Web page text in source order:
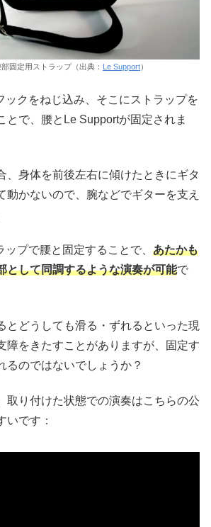
固定用ストラップ（出典： Le Support）
ックをねじ込み、そこにストラップを
とで、腰とLe Supportが固定されま
、身体を前後左右に傾けたときにギタ
動かないので、腕などでギターを支え
ップで腰と固定することで、 あたかも
として同調するような演奏が可能で
とどうしても滑る・ずれるといった現
障をきたすことがありますが、固定す
るのではないでしょうか？
取り付けた状態での演奏はこちらの公
いです：